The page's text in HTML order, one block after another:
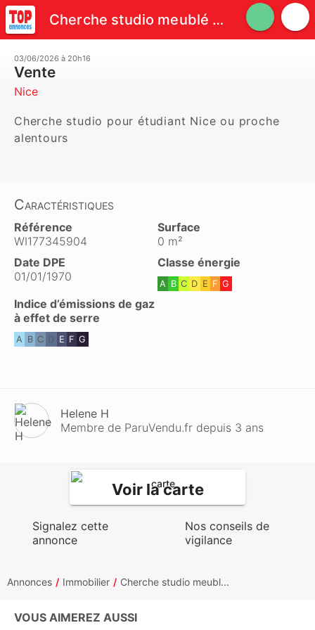
Cherche studio meublé pour étudiant sur Nice
03/06/2026 à 20h16
Vente
Nice
Cherche studio pour étudiant Nice ou proche
alentours
Caractéristiques
Référence
WI177345904
Surface
0 m²
Date DPE
01/01/1970
Classe énergie
A B C D E F G
Indice d’émissions de gaz
à effet de serre
A B C D E F G
Helene H
Membre de ParuVendu.fr depuis 3 ans
Voir la carte
Signalez cette
annonce
Nos conseils de
vigilance
Annonces Immobilier Cherche studio meubl...
VOUS AIMEREZ AUSSI